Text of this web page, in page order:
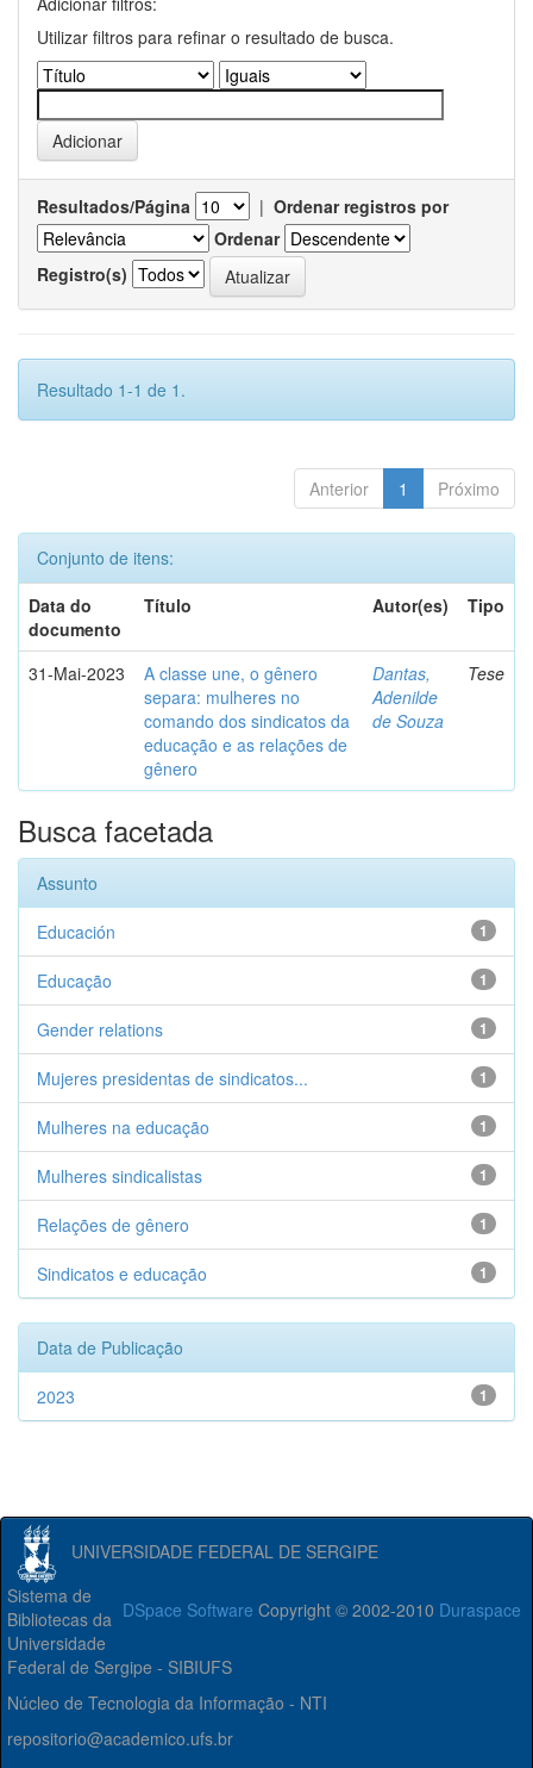
Utilizar filtros para refinar o resultado de busca.
Resultados/Página | Ordenar registros por
Ordenar
Registro(s)
Resultado 1-1 de 1.
Anterior 1 Próximo
Conjunto de itens:
Data do
documento
Título Autor(es) Tipo
31-Mai-2023
A classe une, o gênero
separa: mulheres no
comando dos sindicatos da
educação e as relações de
gênero
Dantas,
Adenilde
de Souza
Tese
Busca facetada
Assunto
1
Educación
1
Educação
1
Gender relations
1
Mujeres presidentas de sindicatos...
1
Mulheres na educação
1
Mulheres sindicalistas
1
Relações de gênero
1
Sindicatos e educação
Data de Publicação
1
2023
UNIVERSIDADE FEDERAL DE SERGIPE
DSpace Software Copyright © 2002-2010 Duraspace
Sistema de
Bibliotecas da
Universidade
Federal de Sergipe - SIBIUFS
Núcleo de Tecnologia da Informação - NTI
repositorio@academico.ufs.br